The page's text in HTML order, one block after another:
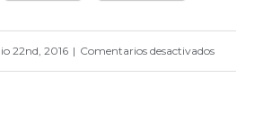
22nd, 2016 | Comentarios desactivadosen